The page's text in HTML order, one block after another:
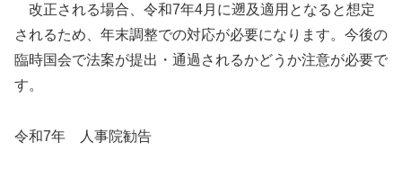
改正される場合、令和7年4月に遡及適用となると想定
されるため、年末調整での対応が必要になります。今後の
臨時国会で法案が提出・通過されるかどうか注意が必要で
す。
令和7年 人事院勧告